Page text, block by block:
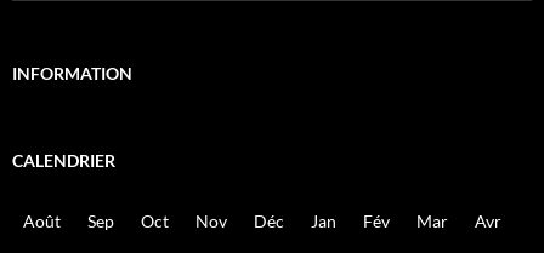
INFORMATION
CALENDRIER
Août Sep Oct Nov Déc Jan Fév Mar Avr